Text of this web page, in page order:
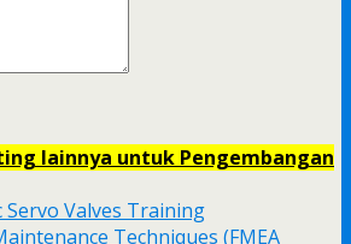
lainnya untuk Pengembangan
Servo Valves Training
Techniques (FMEA